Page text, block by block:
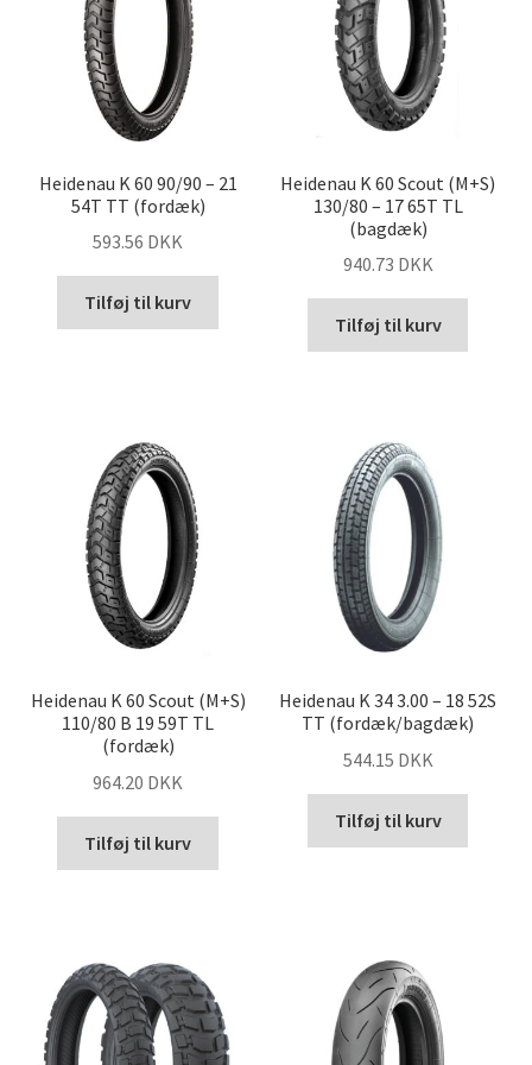
Heidenau K 60 90/90 – 21
54T TT (fordæk)
593.56 DKK
Tilføj til kurv
Heidenau K 60 Scout (M+S)
130/80 – 17 65T TL
(bagdæk)
940.73 DKK
Tilføj til kurv
Heidenau K 60 Scout (M+S)
110/80 B 19 59T TL
(fordæk)
964.20 DKK
Tilføj til kurv
Heidenau K 34 3.00 – 18 52S
TT (fordæk/bagdæk)
544.15 DKK
Tilføj til kurv